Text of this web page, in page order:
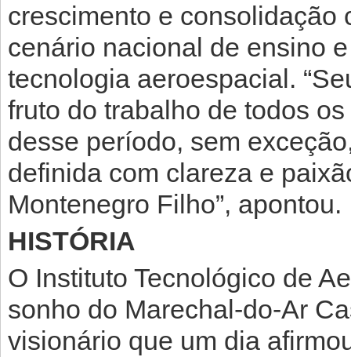
crescimento e consolidação
cenário nacional de ensino
tecnologia aeroespacial.
fruto do trabalho de todos
desse período, sem
definida com clareza e
Montenegro Filho”, apontou.
HISTÓRIA
O Instituto Tecnológico de
sonho do Marechal-do-Ar
visionário que um dia